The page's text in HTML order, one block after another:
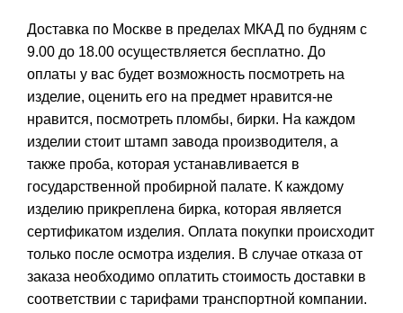
Доставка по Москве в пределах МКАД по будням с
9.00 до 18.00 осуществляется бесплатно. До
оплаты у вас будет возможность посмотреть на
изделие, оценить его на предмет нравится-не
нравится, посмотреть пломбы, бирки. На каждом
изделии стоит штамп завода производителя, а
также проба, которая устанавливается в
государственной пробирной палате. К каждому
изделию прикреплена бирка, которая является
сертификатом изделия. Оплата покупки происходит
только после осмотра изделия. В случае отказа от
заказа необходимо оплатить стоимость доставки в
соответствии с тарифами транспортной компании.